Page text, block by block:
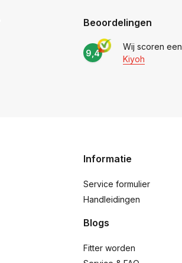
Beoordelingen
9,4
Wij scoren een
Kiyoh
Informatie
Service formulier
Handleidingen
Blogs
Fitter worden